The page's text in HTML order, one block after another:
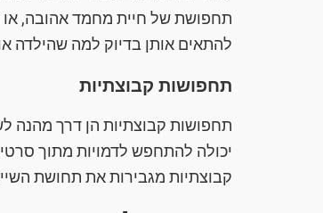
תחפושת של חיית מחמד אהובה, או
להתאים אותן בדיוק למה שהילדה
תחפושות קבוצתיות
תחפושות קבוצתיות הן דרך מהנה
יכולה להתחפש לדמויות מתוך
קבוצתיות מגבירות את תחושת